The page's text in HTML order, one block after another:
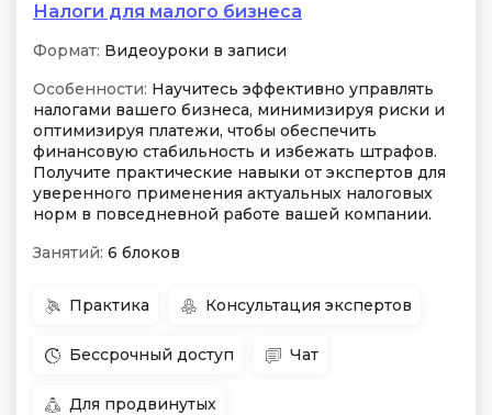
Налоги для малого бизнеса
Формат: Видеоуроки в записи
Особенности: Научитесь эффективно управлять
налогами вашего бизнеса, минимизируя риски и
оптимизируя платежи, чтобы обеспечить
финансовую стабильность и избежать штрафов.
Получите практические навыки от экспертов для
уверенного применения актуальных налоговых
норм в повседневной работе вашей компании.
Занятий: 6 блоков
Практика Консультация экспертов
Бессрочный доступ Чат
Для продвинутых